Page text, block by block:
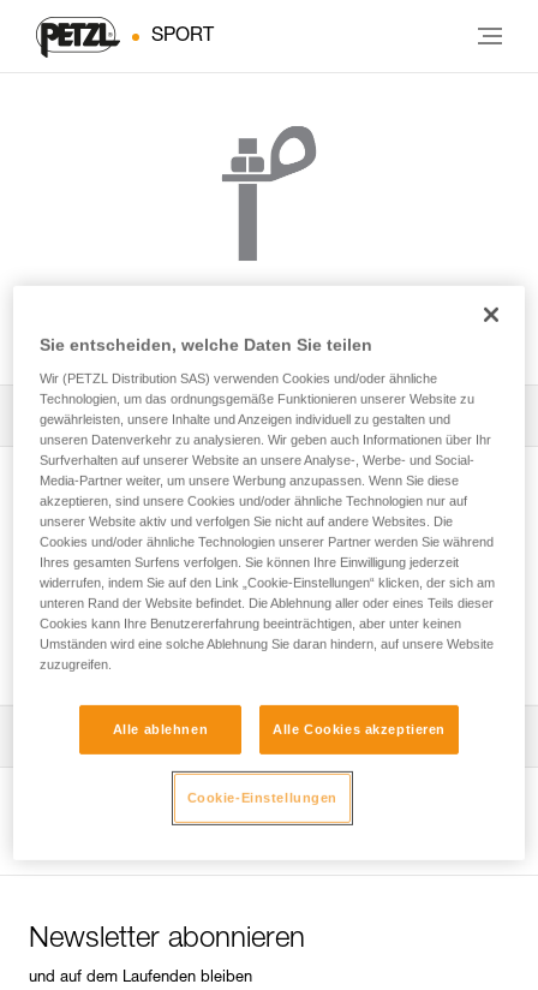
SPORT
BOLT STAINLESS
Alle technischen Anwendungen 1 Filter
Überprüfung von Sicherungspunkten in Fels,
Eis oder Mixedgelände.
Die Gebrauchsanleitung herunterladen
Technical Notice
Newsletter abonnieren
und auf dem Laufenden bleiben
Sie entscheiden, welche Daten Sie teilen
Wir (PETZL Distribution SAS) verwenden Cookies und/oder ähnliche
Technologien, um das ordnungsgemäße Funktionieren unserer Website zu
gewährleisten, unsere Inhalte und Anzeigen individuell zu gestalten und
unseren Datenverkehr zu analysieren. Wir geben auch Informationen über Ihr
Surfverhalten auf unserer Website an unsere Analyse-, Werbe- und Social-
Media-Partner weiter, um unsere Werbung anzupassen. Wenn Sie diese
akzeptieren, sind unsere Cookies und/oder ähnliche Technologien nur auf
unserer Website aktiv und verfolgen Sie nicht auf andere Websites. Die
Cookies und/oder ähnliche Technologien unserer Partner werden Sie während
Ihres gesamten Surfens verfolgen. Sie können Ihre Einwilligung jederzeit
widerrufen, indem Sie auf den Link „Cookie-Einstellungen“ klicken, der sich am
unteren Rand der Website befindet. Die Ablehnung aller oder eines Teils dieser
Cookies kann Ihre Benutzererfahrung beeinträchtigen, aber unter keinen
Umständen wird eine solche Ablehnung Sie daran hindern, auf unsere Website
zuzugreifen.
Alle ablehnen Alle Cookies akzeptieren
Cookie-Einstellungen